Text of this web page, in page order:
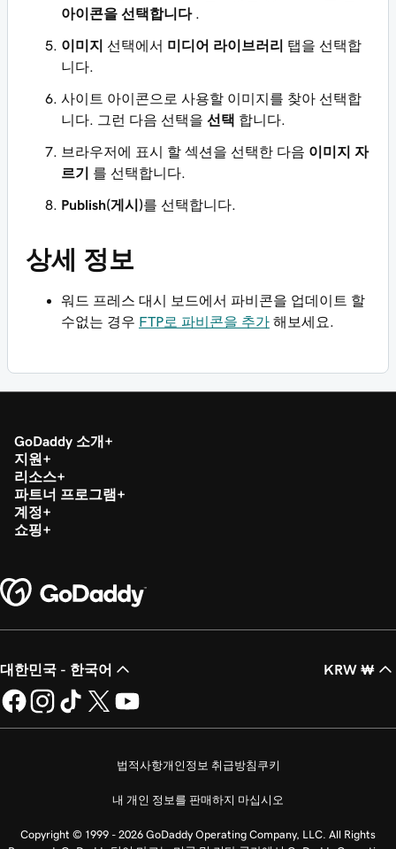
아이콘을 선택합니다.
이미지 선택에서 미디어 라이브러리 탭을 선택합
니다.
사이트 아이콘으로 사용할 이미지를 찾아 선택합
니다. 그런 다음 선택을 선택 합니다.
브라우저에 표시 할 섹션을 선택한 다음 이미지 자
르기 를 선택합니다.
Publish(게시)를 선택합니다.
상세 정보
워드 프레스 대시 보드에서 파비콘을 업데이트 할
수없는 경우 FTP로 파비콘을 추가 해보세요.
GoDaddy 소개
지원
리소스
파트너 프로그램
계정
쇼핑
대한민국 - 한국어 KRW ₩
법적사항개인정보 취급방침 쿠키
내 개인 정보를 판매하지 마십시오
Copyright © 1999 - 2026 GoDaddy Operating Company, LLC. All Rights